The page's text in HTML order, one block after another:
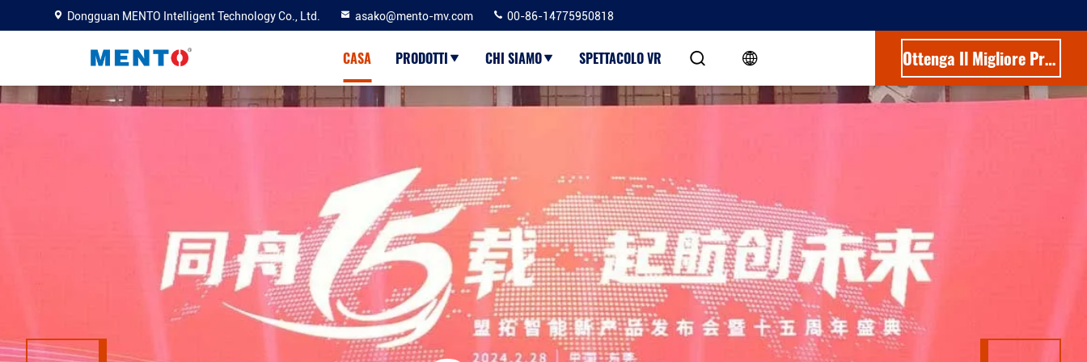
Dongguan MENTO Intelligent Technology Co., Ltd. asako@mento-mv.com 00-86-14775950818
CASA PRODOTTI CHI SIAMO SPETTACOLO VR Ottenga Il Migliore Prezzo